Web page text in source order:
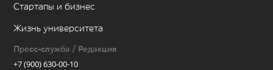
Стартапы и бизнес
Жизнь университета
Пресс-служба / Редакция
+7 (900) 630-00-10